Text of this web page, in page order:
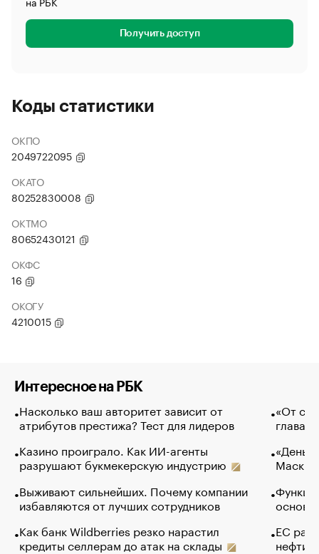
Получить доступ
Коды статистики
ОКПО
2049722095
ОКАТО
80252830008
ОКТМО
80652430121
ОКФС
16
ОКОГУ
4210015
Интересное на РБК
Насколько ваш авторитет зависит от
атрибутов престижа? Тест для лидеров
Казино проиграло. Как ИИ-агенты
разрушают букмекерскую индустрию
Выживают сильнейших. Почему компании
избавляются от лучших сотрудников
Как банк Wildberries резко нарастил
кредиты селлерам до атак на склады
«От
глава
Маск в
основ
ЕС
нефти